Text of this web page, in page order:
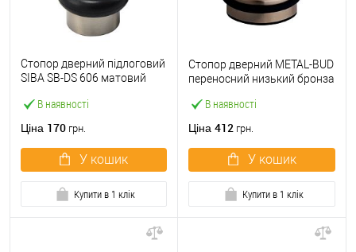
В наявності
Стопор дверний підлоговий
SIBA SB-DS 606 матовий
Ціна 170 грн.
У кошик
Купити в 1 клік
В наявності
Стопор дверний METAL-BUD
переносний низький бронза
Ціна 412 грн.
У кошик
Купити в 1 клік